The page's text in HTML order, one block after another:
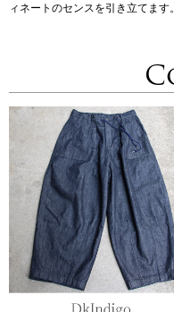
ィネートのセンスを引き立てます。